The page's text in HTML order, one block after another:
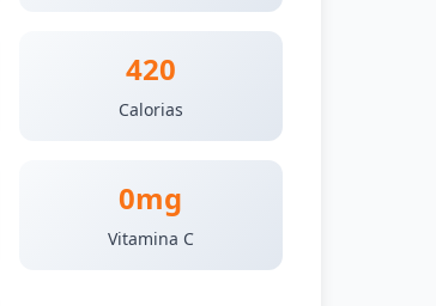
420
Calorias
0mg
Vitamina C